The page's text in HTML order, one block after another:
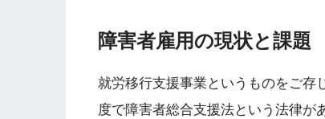
障害者雇用の現状と課題
就労移行支援事業というものをご存
度で障害者総合支援法という法律が